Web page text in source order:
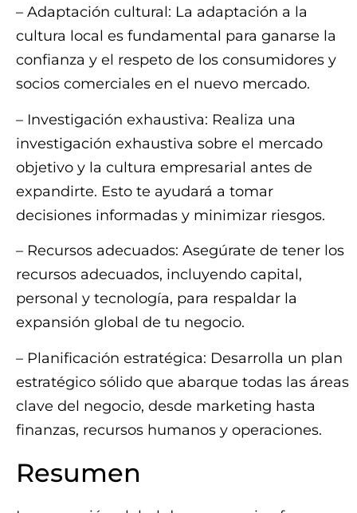
– Adaptación cultural: La adaptación a la
cultura local es fundamental para ganarse la
confianza y el respeto de los consumidores y
socios comerciales en el nuevo mercado.
– Investigación exhaustiva: Realiza una
investigación exhaustiva sobre el mercado
objetivo y la cultura empresarial antes de
expandirte. Esto te ayudará a tomar
decisiones informadas y minimizar riesgos.
– Recursos adecuados: Asegúrate de tener los
recursos adecuados, incluyendo capital,
personal y tecnología, para respaldar la
expansión global de tu negocio.
– Planificación estratégica: Desarrolla un plan
estratégico sólido que abarque todas las áreas
clave del negocio, desde marketing hasta
finanzas, recursos humanos y operaciones.
Resumen